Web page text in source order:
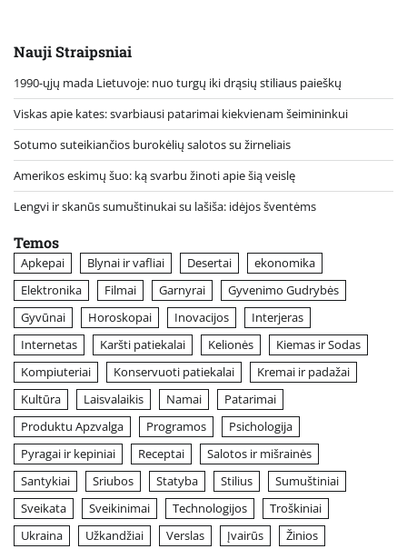
Nauji Straipsniai
1990-ųjų mada Lietuvoje: nuo turgų iki drąsių stiliaus paieškų
Viskas apie kates: svarbiausi patarimai kiekvienam šeimininkui
Sotumo suteikiančios burokėlių salotos su žirneliais
Amerikos eskimų šuo: ką svarbu žinoti apie šią veislę
Lengvi ir skanūs sumuštinukai su lašiša: idėjos šventėms
Temos
Apkepai Blynai ir vafliai Desertai
ekonomika
Elektronika
Filmai Garnyrai
Gyvenimo Gudrybės
Gyvūnai
Horoskopai Inovacijos
Interjeras
Internetas
Karšti patiekalai Kelionės
Kiemas ir Sodas
Kompiuteriai
Konservuoti patiekalai
Kremai ir padažai
Kultūra
Laisvalaikis Namai
Patarimai
Produktu Apzvalga
Programos
Psichologija
Pyragai ir kepiniai
Receptai
Salotos ir mišrainės
Santykiai
Sriubos Statyba Stilius
Sumuštiniai
Sveikata
Sveikinimai Technologijos
Troškiniai
Ukraina
Užkandžiai Verslas Įvairūs Žinios